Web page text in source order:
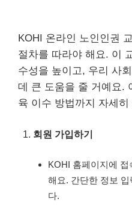
KOHI 온라인 노인인권
절차를 따라야 해요. 이
수성을 높이고, 우리 사
데 큰 도움을 줄 거예요.
육 이수 방법까지 자세
회원 가입하기
KOHI 홈페이지에
해요. 간단한 정보
다.